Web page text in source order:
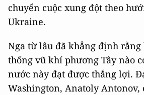
chuyển cuộc xung đột theo
Ukraine.
Nga từ lâu đã khẳng định rằng
thống vũ khí phương Tây nào
nước này đạt được thắng lợi.
Washington, Anatoly Antonov,